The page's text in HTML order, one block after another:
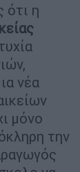
ότι η
νέα
μόνο
την